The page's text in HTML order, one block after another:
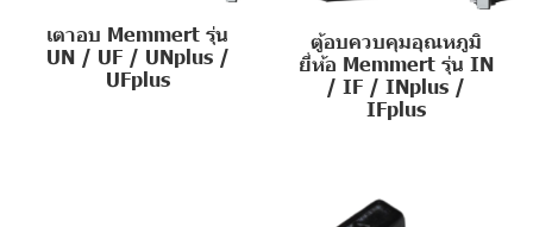
เตาอบ Memmert รุ่น
UN / UF / UNplus /
UFplus
ตู้อบควบคุมอุณหภูมิ
ยี่ห้อ Memmert รุ่น IN
/ IF / INplus /
IFplus